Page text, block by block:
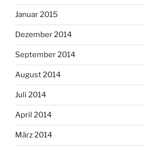
Januar 2015
Dezember 2014
September 2014
August 2014
Juli 2014
April 2014
März 2014